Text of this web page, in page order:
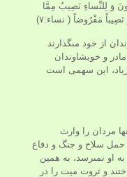
وَ لِلنِّساءِ نَصِيبٌ مِمَّا
مَفْرُوضاً ( نساء:۷)
از خود مى‏گذارند
و خويشاوندان
اين سهمى است
مردان را وارث
حمل سلاح و جنگ و دفاع
به او نمى‏رسد، به همين
و ثروت ميت را در